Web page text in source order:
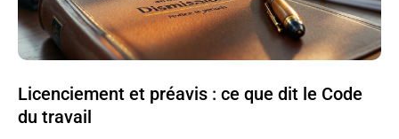
Licenciement et préavis : ce que dit le Code
du travail